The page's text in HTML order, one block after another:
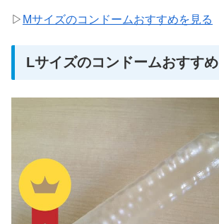
▷ Mサイズのコンドームおすすめを見る
Lサイズのコンドームおすすめ